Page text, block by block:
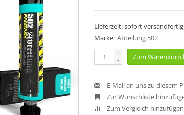
Lieferzeit: sofort
Marke: Abteilung 502
+
- Zum Warenkorb
E-Mail an uns zu diesem
Zur Wunschliste
Zum Vergleich hinzufügen